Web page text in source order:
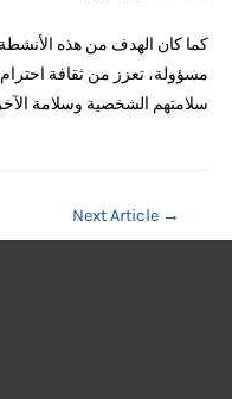
كما كان الهدف من هذه الأنشطة
مسؤولة، تعزز من ثقافة
سلامتهم الشخصية وسلامة
Next Article →